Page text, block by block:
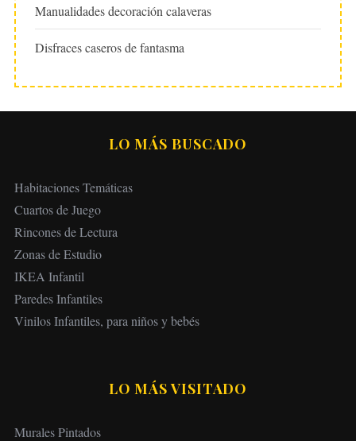
Manualidades decoración calaveras
Disfraces caseros de fantasma
LO MÁS BUSCADO
Habitaciones Temáticas
Cuartos de Juego
Rincones de Lectura
Zonas de Estudio
IKEA Infantil
Paredes Infantiles
Vinilos Infantiles, para niños y bebés
LO MÁS VISITADO
Murales Pintados